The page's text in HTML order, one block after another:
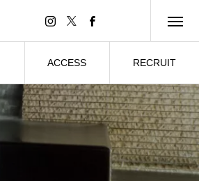
ACCESS
RECRUIT